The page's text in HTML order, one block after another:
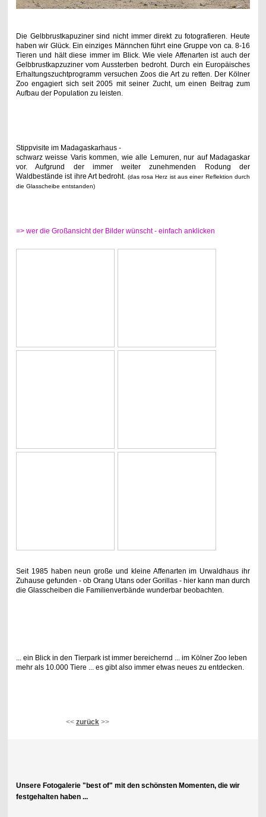
Die Gelbbrustkapuziner sind nicht immer direkt zu fotografieren. Heute
haben wir Glück. Ein einziges Männchen führt eine Gruppe von ca. 8-16
Tieren und hält diese immer im Blick. Wie viele Affenarten ist auch der
Gelbbrustkapzuziner vom Aussterben bedroht. Durch ein Europäisches
Erhaltungszuchtprogramm versuchen Zoos die Art zu retten. Der Kölner
Zoo engagiert sich seit 2005 mit seiner Zucht, um einen Beitrag zum
Aufbau der Population zu leisten.
Stippvisite im Madagaskarhaus -
schwarz weisse Varis kommen, wie alle Lemuren, nur auf Madagaskar
vor. Aufgrund der immer weiter zunehmenden Rodung der
Waldbestände ist ihre Art bedroht. (das rosa Herz ist aus einer Reflektion durch
die Glasscheibe entstanden)
=> wer die Großansicht der Bilder wünscht - einfach anklicken
Seit 1985 haben neun große und kleine Affenarten im Urwaldhaus ihr
Zuhause gefunden - ob Orang Utans oder Gorillas - hier kann man durch
die Glasscheiben die Familienverbände wunderbar beobachten.
... ein Blick in den Tierpark ist immer bereichernd ... im Kölner Zoo leben
mehr als 10.000 Tiere ... es gibt also immer etwas neues zu entdecken.
<< zurück>>
Unsere Fotogalerie "best of" mit den schönsten Momenten, die wir
festgehalten haben ...